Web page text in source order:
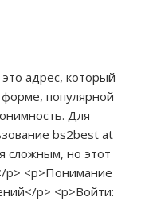
адрес, который
популярной
Для
bs2best at
сложным, но этот
p> <p>Понимание
p> <p>Войти: